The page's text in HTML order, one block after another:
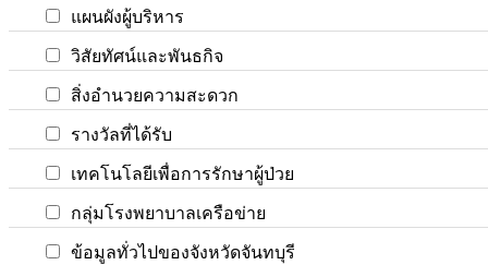
แผนผังผู้บริหาร
วิสัยทัศน์และพันธกิจ
สิ่งอำนวยความสะดวก
รางวัลที่ได้รับ
เทคโนโลยีเพื่อการรักษาผู้ป่วย
กลุ่มโรงพยาบาลเครือข่าย
ข้อมูลทั่วไปของจังหวัดจันทบุรี